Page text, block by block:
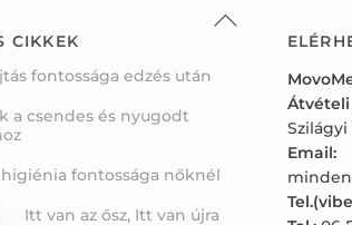
Back
CIKKEK
fontossága edzés után
a csendes és nyugodt
fontossága nőknél
Itt van az ősz, Itt van újra
Szilágyi
Email: